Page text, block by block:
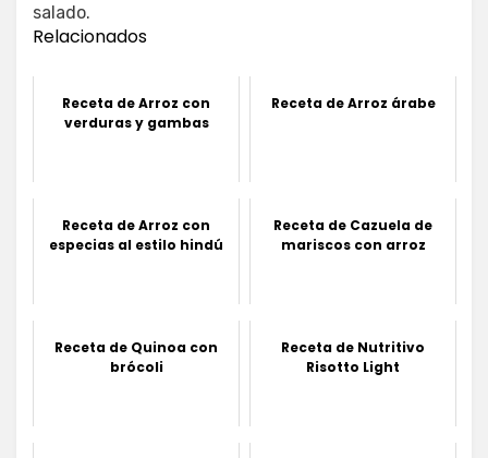
salado.
Relacionados
Receta de Arroz con
verduras y gambas
Receta de Arroz árabe
Receta de Arroz con
especias al estilo hindú
Receta de Cazuela de
mariscos con arroz
Receta de Quinoa con
brócoli
Receta de Nutritivo
Risotto Light